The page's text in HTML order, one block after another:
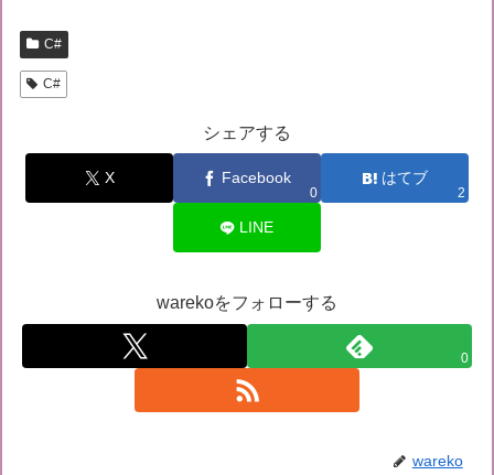
C#
C#
シェアする
X Facebook
0
はてブ
2
LINE
warekoをフォローする
0
wareko